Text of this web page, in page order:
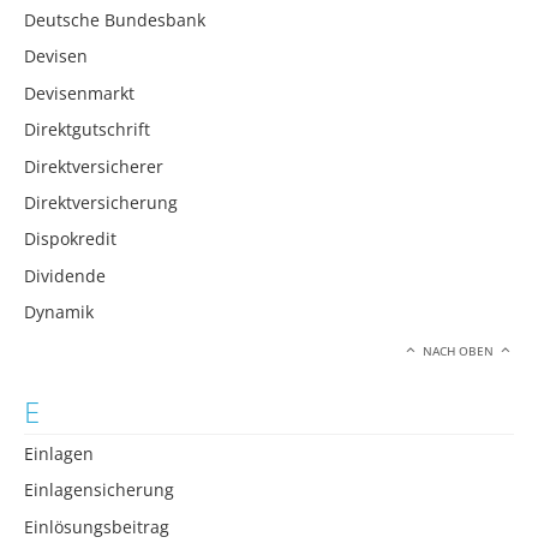
Deutsche Bundesbank
Devisen
Devisenmarkt
Direktgutschrift
Direktversicherer
Direktversicherung
Dispokredit
Dividende
Dynamik
NACH OBEN
E
Einlagen
Einlagensicherung
Einlösungsbeitrag